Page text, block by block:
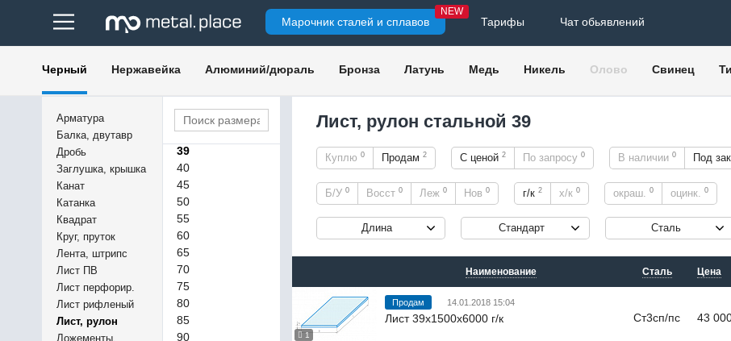
Марочник сталей и сплавов
NEW
Тарифы Чат обьявлений
Черный Нержавейка Алюминий/дюраль Бронза Латунь Медь Никель Олово Свинец
Арматура
Балка, двутавр
Дробь
Заглушка, крышка
Канат
Катанка
Квадрат
Круг, пруток
Лента, штрипс
Лист ПВ
Лист перфорир.
Лист рифленый
Лист, рулон
Ложементы,
30
32
33
34
36
37
38
39
40
45
50
55
60
65
70
75
80
85
90
Лист, рулон стальной 39
Куплю 0 Продам 2 С ценой 2 По запросу 0 В наличии 0 Под
Б/У 0 Восст 0 Леж 0 Нов 0 г/к 2 х/к 0 окраш. 0 оцинк. 0
Длина Стандарт Сталь
Наименование Сталь Цена
1
Продам 14.01.2018 15:04
Лист 39х1500х6000 г/к Ст3сп/пс 43